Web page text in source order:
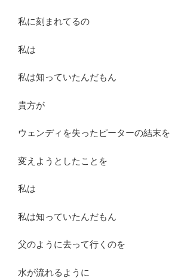
私に刻まれてるの
私は
私は知っていたんだもん
貴方が
ウェンディを失ったピーターの結末を
変えようとしたことを
私は
私は知っていたんだもん
父のように去って行くのを
水が流れるように